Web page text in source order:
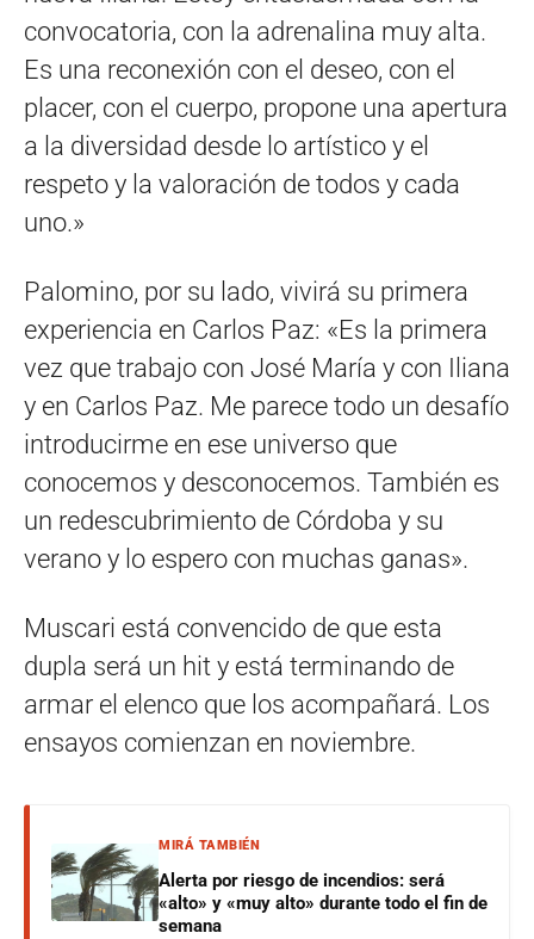
convocatoria, con la adrenalina muy alta.
Es una reconexión con el deseo, con el
placer, con el cuerpo, propone una apertura
a la diversidad desde lo artístico y el
respeto y la valoración de todos y cada
uno.»
Palomino, por su lado, vivirá su primera
experiencia en Carlos Paz: «Es la primera
vez que trabajo con José María y con Iliana
y en Carlos Paz. Me parece todo un desafío
introducirme en ese universo que
conocemos y desconocemos. También es
un redescubrimiento de Córdoba y su
verano y lo espero con muchas ganas».
Muscari está convencido de que esta
dupla será un hit y está terminando de
armar el elenco que los acompañará. Los
ensayos comienzan en noviembre.
MIRÁ TAMBIÉN
Alerta por riesgo de incendios: será
«alto» y «muy alto» durante todo el fin de
semana